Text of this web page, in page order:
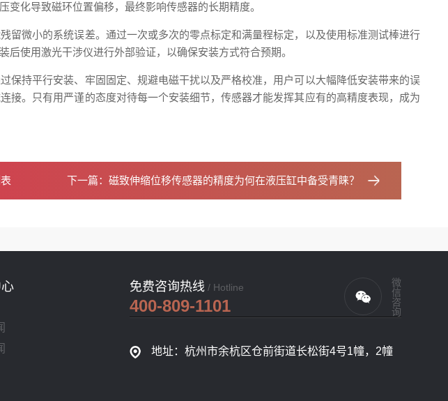
化导致磁环位置偏移，最终影响传感器的长期精度。
微小的系统误差。通过一次或多次的零点标定和满量程标定，以及使用标准测试棒进行
使用激光干涉仪进行外部验证，以确保安装方式符合预期。
持平行安装、牢固固定、规避电磁干扰以及严格校准，用户可以大幅降低安装带来的误
。只有用严谨的态度对待每一个安装细节，传感器才能发挥其应有的高精度表现，成为
下一篇： 磁致伸缩位移传感器的精度为何在液压缸中备受青睐？
免费咨询热线 / Hotline
400-809-1101 微信咨询
地址：杭州市余杭区仓前街道长松街4号1幢，2幢